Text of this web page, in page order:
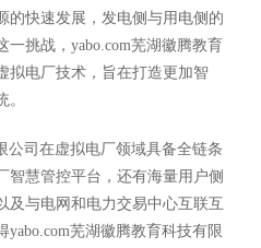
的快速发展，发电侧与用电侧的
挑战，yabo.com芜湖徽腾教育
拟电厂技术，旨在打造更加智
。
公司在虚拟电厂领域具备全链条
智慧管控平台，还有海量用户侧
及与电网和电力交易中心互联互
芜湖徽腾教育科技有限